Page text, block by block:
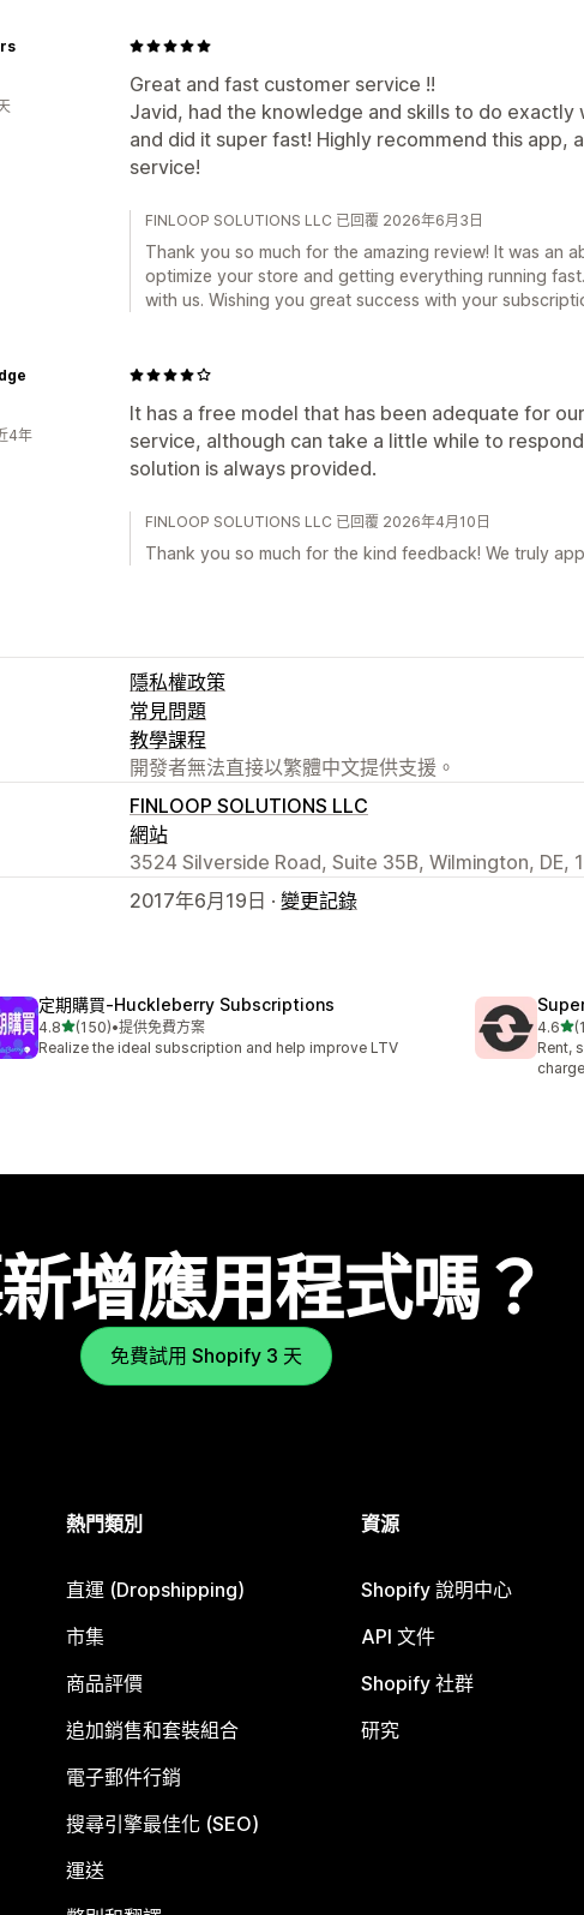
Great and fast customer service !!
Javid, had the knowledge and skills to do exactly
and did it super fast! Highly recommend this app,
service!
FINLOOP SOLUTIONS LLC 已回覆 2026年6月3日
Thank you so much for the amazing review! It was an
optimize your store and getting everything running
with us. Wishing you great success with your
It has a free model that has been adequate for
service, although can take a little while to
solution is always provided.
4年
FINLOOP SOLUTIONS LLC 已回覆 2026年4月10日
Thank you so much for the kind feedback! We truly
隱私權政策
常見問題
教學課程
開發者無法直接以繁體中文提供支援。
FINLOOP SOLUTIONS LLC
網站
3524 Silverside Road, Suite 35B, Wilmington, DE,
2017年6月19日 · 變更記錄
定期購買‑Huckleberry Subscriptions
4.8滿分 5 顆星
(150)
共有 150 則評價
•提供免費方案
Realize the ideal subscription and help improve LTV
4.6滿
共有
Rent,
增應用程式嗎？
免費試用 Shopify 3 天
熱門類別
直運 (Dropshipping)
市集
商品評價
追加銷售和套裝組合
電子郵件行銷
搜尋引擎最佳化 (SEO)
運送
資源
Shopify 說明中心
API 文件
Shopify 社群
研究